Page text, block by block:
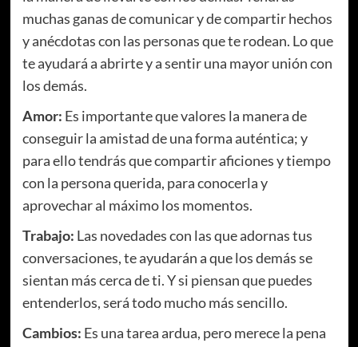
muchas ganas de comunicar y de compartir hechos
y anécdotas con las personas que te rodean. Lo que
te ayudará a abrirte y a sentir una mayor unión con
los demás.
Amor: Es importante que valores la manera de
conseguir la amistad de una forma auténtica; y
para ello tendrás que compartir aficiones y tiempo
con la persona querida, para conocerla y
aprovechar al máximo los momentos.
Trabajo: Las novedades con las que adornas tus
conversaciones, te ayudarán a que los demás se
sientan más cerca de ti. Y si piensan que puedes
entenderlos, será todo mucho más sencillo.
Cambios: Es una tarea ardua, pero merece la pena